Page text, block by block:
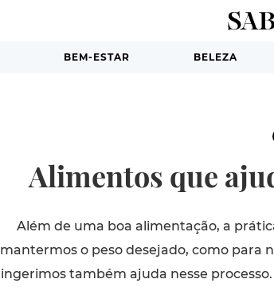
BEM-ESTAR BELEZA
Alimentos que
Além de uma boa alimentação, a
mantermos o peso desejado, como para
ingerimos também ajuda nesse